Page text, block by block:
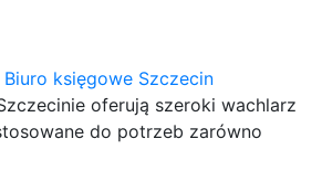
Biuro księgowe Szczecin
oferują szeroki wachlarz
do potrzeb zarówno